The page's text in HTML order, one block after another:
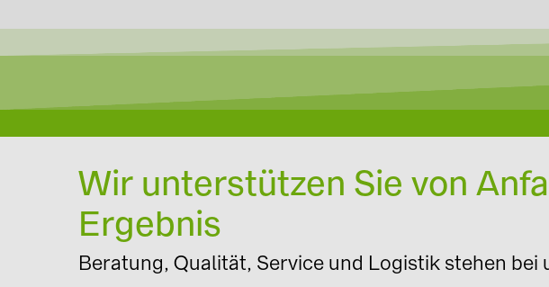
Wir unterstützen Sie von
Ergebnis
Beratung, Qualität, Service und Logistik stehen bei